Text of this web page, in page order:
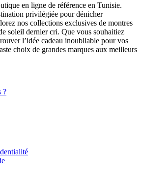
en ligne de référence en Tunisie.
privilégiée pour dénicher
nos collections exclusives de montres
soleil dernier cri. Que vous souhaitiez
l’idée cadeau inoubliable pour vos
choix de grandes marques aux meilleurs
?